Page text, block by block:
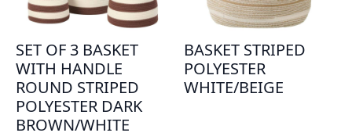
SET OF 3 BASKET
WITH HANDLE
ROUND STRIPED
POLYESTER DARK
BROWN/WHITE
BASKET STRIPED
POLYESTER
WHITE/BEIGE